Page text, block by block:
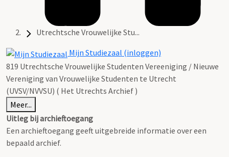
Utrechtsche Vrouwelijke Stu...
Mijn Studiezaal (inloggen)
819 Utrechtsche Vrouwelijke Studenten Vereeniging / Nieuwe
Vereniging van Vrouwelijke Studenten te Utrecht
(UVSV/NVVSU) ( Het Utrechts Archief )
Meer...
Uitleg bij archieftoegang
Een archieftoegang geeft uitgebreide informatie over een
bepaald archief.